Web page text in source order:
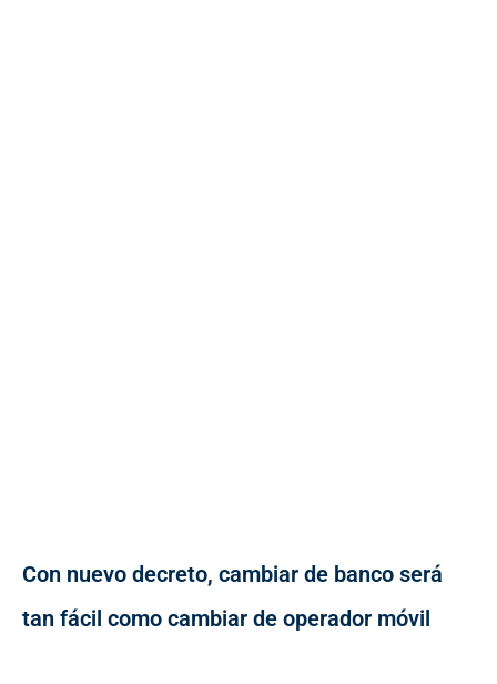
Con nuevo decreto, cambiar de banco será
tan fácil como cambiar de operador móvil